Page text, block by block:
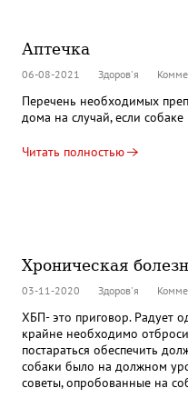
Аптечка
06-08-2021 Здоров'я
Перечень необходимых
дома на случай, если собаке
Читать полностью
Хроническая
03-11-2020 Здоров'я
ХБП- это приговор. Радует
крайне необходимо
постараться обеспечить
собаки было на должном
советы, опробованные на